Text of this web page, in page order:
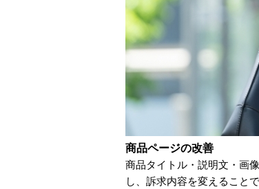
商品ページの改善
商品タイトル・説明文・画
し、訴求内容を変えること